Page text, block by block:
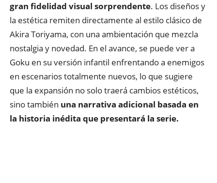
gran fidelidad visual sorprendente. Los diseños y
la estética remiten directamente al estilo clásico de
Akira Toriyama, con una ambientación que mezcla
nostalgia y novedad. En el avance, se puede ver a
Goku en su versión infantil enfrentando a enemigos
en escenarios totalmente nuevos, lo que sugiere
que la expansión no solo traerá cambios estéticos,
sino también una narrativa adicional basada en
la historia inédita que presentará la serie.